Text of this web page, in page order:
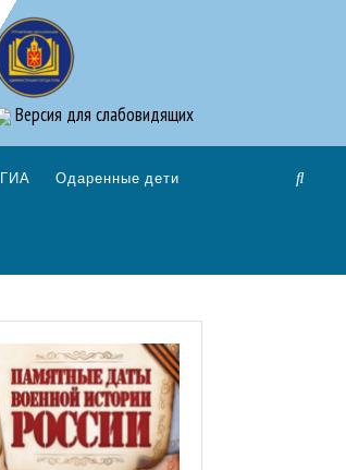
Версия для слабовидящих
ГИА Одаренные дети